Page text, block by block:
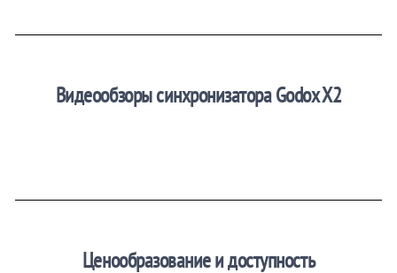
Видеообзоры синхронизатора Godox X2
Ценообразование и доступность